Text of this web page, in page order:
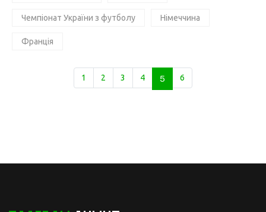
Чемпіонат України з футболу Німеччина
Франція
1 2 3 4 5 6